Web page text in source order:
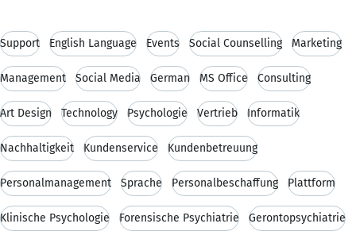
Support English Language Events Social Counselling Marketing
Management Social Media German MS Office Consulting
Art Design Technology Psychologie Vertrieb Informatik
Nachhaltigkeit Kundenservice Kundenbetreuung
Personalmanagement Sprache Personalbeschaffung Plattform
Klinische Psychologie Forensische Psychiatrie Gerontopsychiatrie